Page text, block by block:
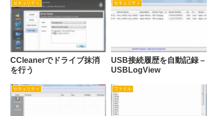
セキュリティ
CCleanerでドライブ抹消
を行う
セキュリティ
USB接続履歴を自動記録 –
USBLogView
セキュリティ ファイル